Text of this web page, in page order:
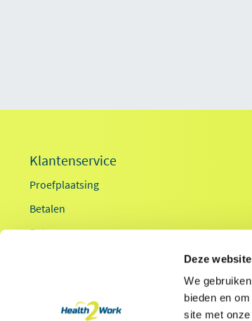
Deze
We
bieden en
site met
Klantenservice
Proefplaatsing
Betalen
Retourneren
Contact